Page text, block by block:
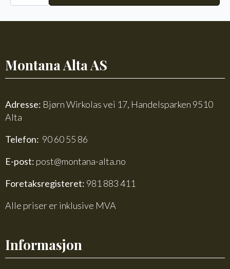
8518
Montana Alta AS
Adresse: Bjørn Wirkolas vei 17, Handelsparken 9510
Alta
Telefon: 90 60 55 86
E-post: post@montana-alta.no
Foretaksregisteret: 981 883 411
Alle priser er inklusive MVA
Informasjon